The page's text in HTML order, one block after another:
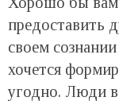
предоставить
своем
хочется
угодно. Люди